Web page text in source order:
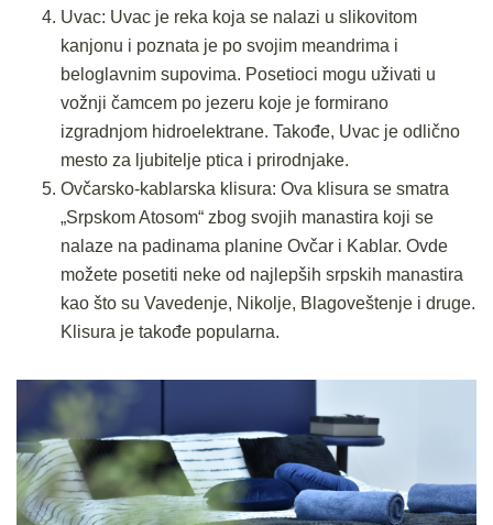
Uvac: Uvac je reka koja se nalazi u slikovitom
kanjonu i poznata je po svojim meandrima i
beloglavnim supovima. Posetioci mogu uživati u
vožnji čamcem po jezeru koje je formirano
izgradnjom hidroelektrane. Takođe, Uvac je odlično
mesto za ljubitelje ptica i prirodnjake.
Ovčarsko-kablarska klisura: Ova klisura se smatra
„Srpskom Atosom“ zbog svojih manastira koji se
nalaze na padinama planine Ovčar i Kablar. Ovde
možete posetiti neke od najlepših srpskih manastira
kao što su Vavedenje, Nikolje, Blagoveštenje i druge.
Klisura je takođe popularna.